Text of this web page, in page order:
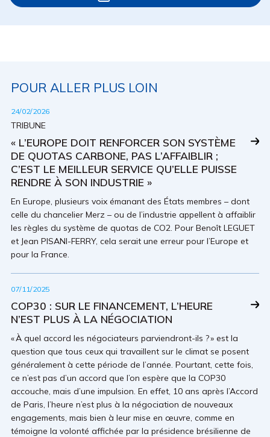
POUR ALLER PLUS LOIN
24/02/2026
TRIBUNE
« L’EUROPE DOIT RENFORCER SON SYSTÈME
DE QUOTAS CARBONE, PAS L’AFFAIBLIR ;
C’EST LE MEILLEUR SERVICE QU’ELLE PUISSE
RENDRE À SON INDUSTRIE »
En Europe, plusieurs voix émanant des États membres – dont
celle du chancelier Merz – ou de l’industrie appellent à affaiblir
les règles du système de quotas de CO2. Pour Benoît LEGUET
et Jean PISANI-FERRY, cela serait une erreur pour l’Europe et
pour la France.
07/11/2025
COP30 : SUR LE FINANCEMENT, L’HEURE
N’EST PLUS À LA NÉGOCIATION
« À quel accord les négociateurs parviendront-ils ? » est la
question que tous ceux qui travaillent sur le climat se posent
généralement à cette période de l’année. Pourtant, cette fois,
ce n’est pas d’un accord que l’on espère que la COP30
accouche, mais d’une impulsion. En effet, 10 ans après l’Accord
de Paris, l’heure n’est plus à la négociation de nouveaux
engagements, mais bien à leur mise en œuvre, comme en
témoigne la volonté affichée par la présidence brésilienne de